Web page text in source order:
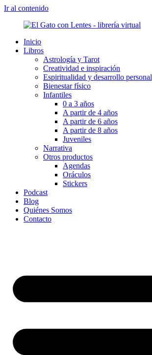
Ir al contenido
Inicio
Libros
Astrología y Tarot
Creatividad e inspiración
Espiritualidad y desarrollo personal
Bienestar físico
Infantiles
0 a 3 años
A partir de 4 años
A partir de 6 años
A partir de 8 años
Juveniles
Narrativa
Otros productos
Agendas
Oráculos
Stickers
Podcast
Blog
Quiénes Somos
Contacto